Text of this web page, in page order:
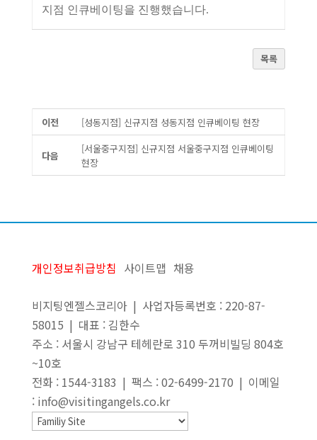
지점 인큐베이팅을 진행했습니다.
목록
이전 [성동지점] 신규지점 성동지점 인큐베이팅 현장
다음
[서울중구지점] 신규지점 서울중구지점 인큐베이팅
현장
개인정보취급방침 사이트맵 채용
비지팅엔젤스코리아 | 사업자등록번호 : 220-87-
58015 | 대표 : 김한수
주소 : 서울시 강남구 테헤란로 310 두꺼비빌딩 804호
~10호
전화 : 1544-3183 | 팩스 : 02-6499-2170 | 이메일
: info@visitingangels.co.kr